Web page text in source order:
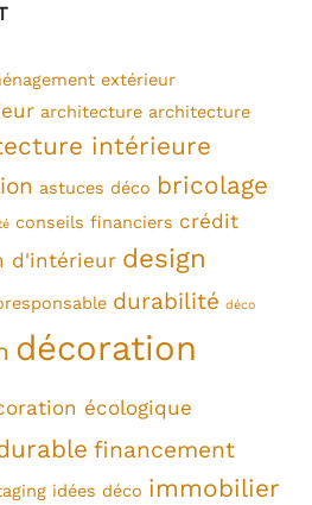
extérieur
architecture architecture
intérieure
astuces déco bricolage
conseils financiers crédit
d'intérieur design
durabilité déco
décoration
écologique
financement
idées déco immobilier